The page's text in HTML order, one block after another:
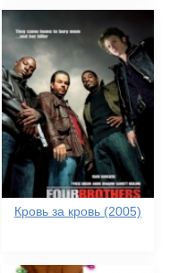
Кровь за кровь (2005)